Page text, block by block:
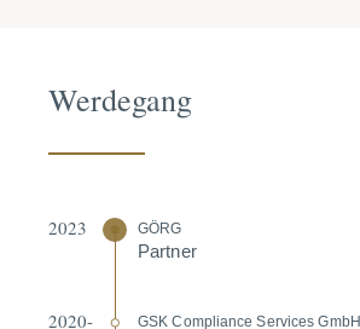
Werdegang
2023 GÖRG
Partner
2020- GSK Compliance Services GmbH